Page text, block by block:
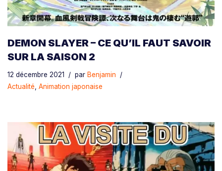
DEMON SLAYER – CE QU’IL FAUT SAVOIR
SUR LA SAISON 2
12 décembre 2021 par Benjamin
Actualité Animation japonaise